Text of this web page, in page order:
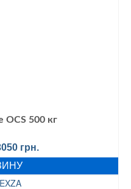
OCS 500 кг
грн..
грн.
цена: